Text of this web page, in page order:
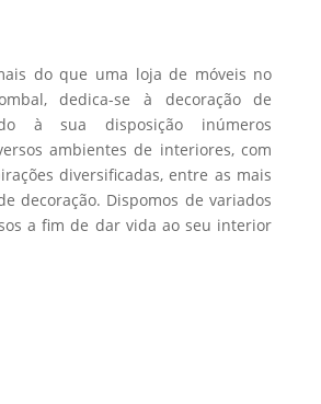
the
product
page
do que uma loja de móveis no
dedica-se à decoração de
à sua disposição inúmeros
ambientes de interiores, com
diversificadas, entre as mais
decoração. Dispomos de variados
a fim de dar vida ao seu interior